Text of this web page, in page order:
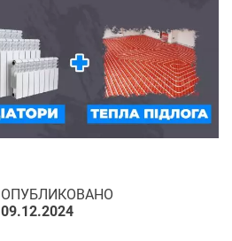
ОПУБЛИКОВАНО
09.12.2024